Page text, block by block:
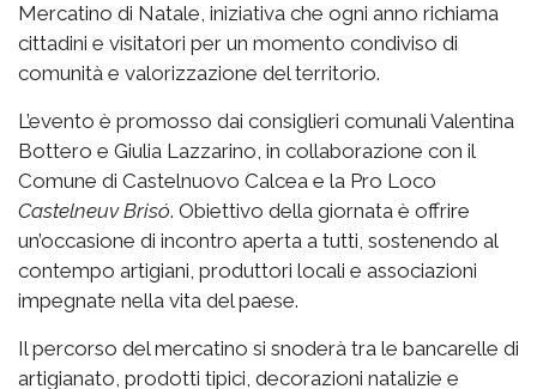
Mercatino di Natale, iniziativa che ogni anno richiama
cittadini e visitatori per un momento condiviso di
comunità e valorizzazione del territorio.
L’evento è promosso dai consiglieri comunali Valentina
Bottero e Giulia Lazzarino, in collaborazione con il
Comune di Castelnuovo Calcea e la Pro Loco
Castelneuv Brisó. Obiettivo della giornata è offrire
un’occasione di incontro aperta a tutti, sostenendo al
contempo artigiani, produttori locali e associazioni
impegnate nella vita del paese.
Il percorso del mercatino si snoderà tra le bancarelle di
artigianato, prodotti tipici, decorazioni natalizie e